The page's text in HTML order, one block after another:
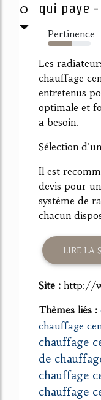
0 qui paye -
Pertinence
55%
Les
chauffage
entretenus
optimale et
a besoin.
Sélection
Il est
devis pour
système de
chacun
LIRE LA
Site : http://
Thèmes liés :
chauffage
chauffage
de
chauffage
chauffage